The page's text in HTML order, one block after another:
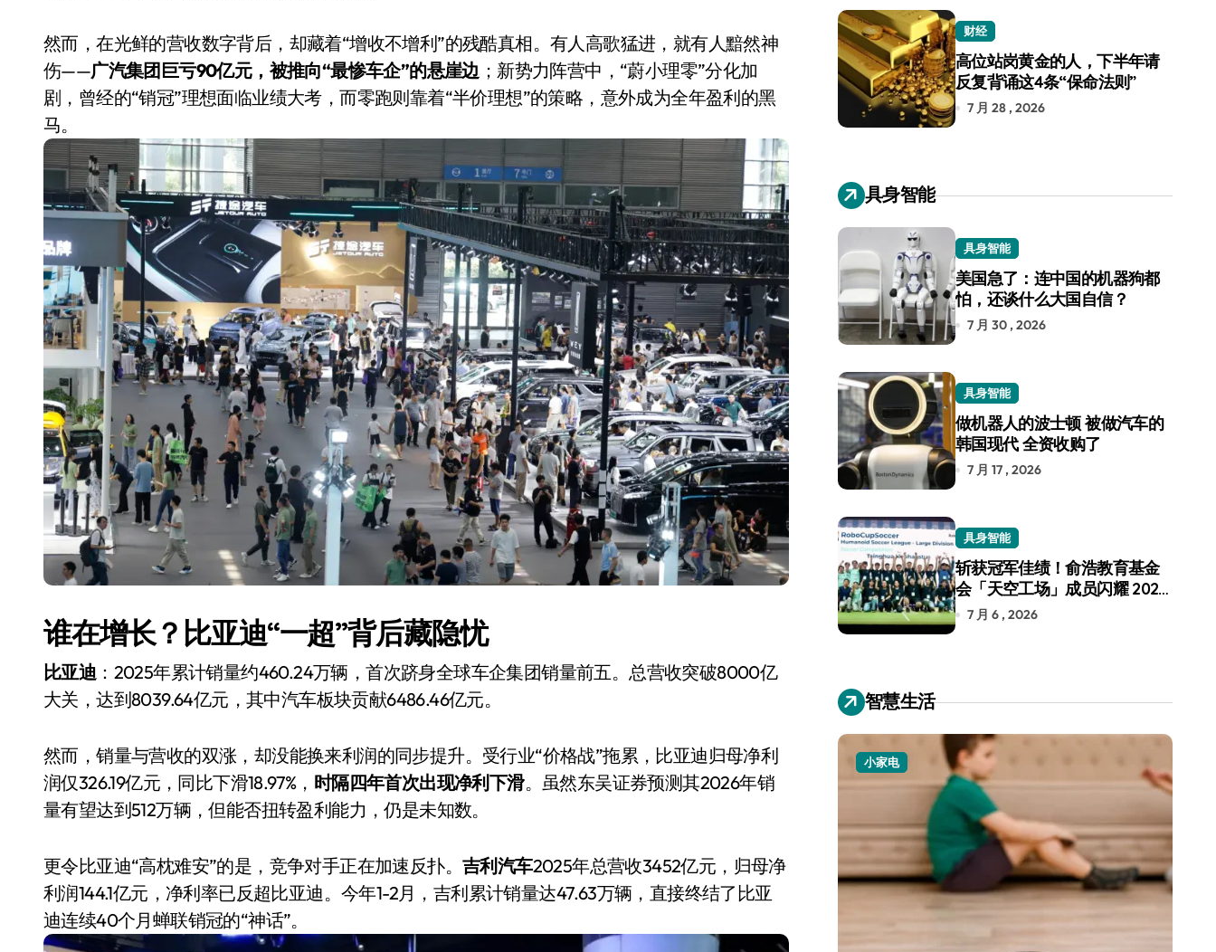
小米涨价！K90跳上3099，小米17标准版逼近4800
长鑫上市只是开胃菜：合肥正在下一盘你看不懂的大棋
复古玩家狂喜：Anbernic第三次复刻GBA SP，情怀拉满
Xbox 360 游戏终于要登 PC，光盘党也能“以盘换数”了？
AirTag 新版到底香不香？一篇帮你避坑+种草
苹果三星偷偷在用的“无感切换”，索尼Bose却学不会？一文讲透
Apple Watch 表盘还能这么玩？保姆级教程，有手就会！
“内存危机”只是幌子，苹果清库存的吃相越来越难看了
黄金瞬间冲破4200，白银狂飙3.5%！三大利好连夜引爆
然而，在光鲜的营收数字背后，却藏着“增收不增利”的残酷真相。有人高歌猛进，就有人黯然神
伤——广汽集团巨亏90亿元，被推向“最惨车企”的悬崖边 ；新势力阵营中，“蔚小理零”分化加
剧，曾经的“销冠”理想面临业绩大考，而零跑则靠着“半价理想”的策略，意外成为全年盈利的黑
马。
谁在增长？比亚迪“一超”背后藏隐忧
比亚迪 ：2025年累计销量约460.24万辆，首次跻身全球车企集团销量前五。总营收突破8000亿
大关，达到8039.64亿元，其中汽车板块贡献6486.46亿元。
然而，销量与营收的双涨，却没能换来利润的同步提升。受行业“价格战”拖累，比亚迪归母净利
润仅326.19亿元，同比下滑18.97%， 时隔四年首次出现净利下滑。虽然东吴证券预测其2026年销
量有望达到512万辆，但能否扭转盈利能力，仍是未知数。
更令比亚迪“高枕难安”的是，竞争对手正在加速反扑。 吉利汽车2025年总营收3452亿元，归母净
利润144.1亿元，净利率已反超比亚迪。今年1-2月，吉利累计销量达47.63万辆，直接终结了比亚
迪连续40个月蝉联销冠的“神话”。
财经
高位站岗黄金的人，下半年请
反复背诵这4条“保命法则”
7 月 28 , 2026
具身智能
具身智能
美国急了：连中国的机器狗都
怕，还谈什么大国自信？
7 月 30 , 2026
具身智能
做机器人的波士顿 被做汽车的
韩国现代 全资收购了
7 月 17 , 2026
具身智能
斩获冠军佳绩！俞浩教育基金
会「天空工场」成员闪耀 2026
RoboCup 机器人世界杯
7 月 6 , 2026
智慧生活
智慧生活 电视 小家电